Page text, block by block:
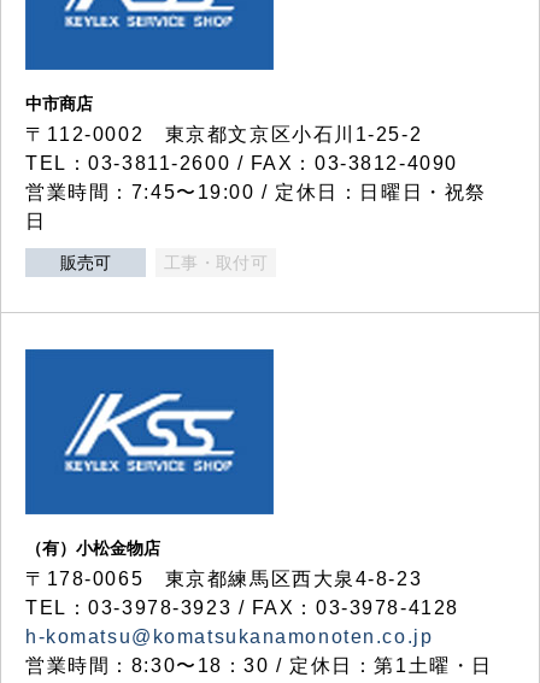
中市商店
〒112-0002 東京都文京区小石川1-25-2
TEL：03-3811-2600 / FAX：03-3812-4090
営業時間：7:45〜19:00 / 定休日：日曜日・祝祭
日
販売可 工事・取付可
（有）小松金物店
〒178-0065 東京都練馬区西大泉4-8-23
TEL：03-3978-3923 / FAX：03-3978-4128
h-komatsu@komatsukanamonoten.co.jp
営業時間：8:30〜18：30 / 定休日：第1土曜・日